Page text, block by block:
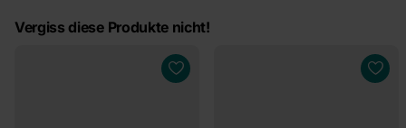
Vergiss diese Produkte nicht!